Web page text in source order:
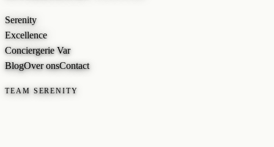
Serenity
Excellence
Conciergerie Var
BlogOver onsContact
TEAM SERENITY